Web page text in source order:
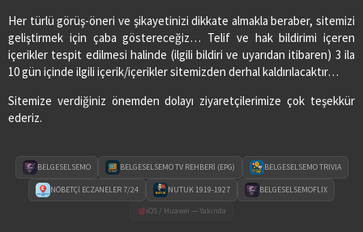
Her türlü görüş-öneri ve şikayetinizi dikkate almakla beraber, sitemizi
geliştirmek için çaba göstereceğiz… Telif ve hak bildirimi içeren
içerikler tespit edilmesi halinde (ilgili bildiri ve uyarıdan itibaren) 3 ila
10 gün içinde ilgili içerik/içerikler sitemizden derhal kaldırılacaktır…
Sitemize verdiğiniz önemden dolayı ziyaretçilerimize çok teşekkür
ederiz.
BELGESELSEMO BELGESELSEMO TV REHBERİ (EPG) BELGESELSEMO TRIVIA
NÖBETÇİ ECZANELER 7/24 NUTUK 1919-1927
BELGESELSEMOFLIX
iOS / Huawei — Yakında